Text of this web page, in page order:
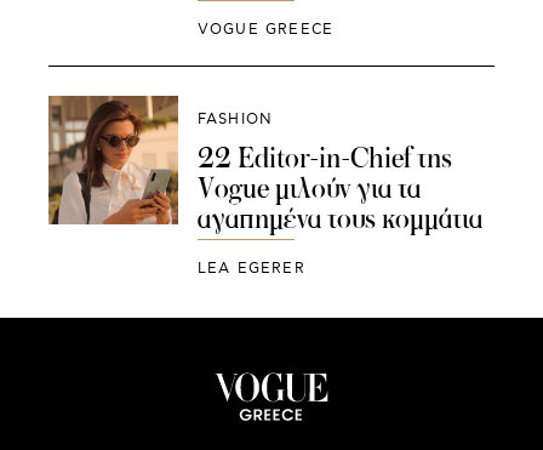
VOGUE GREECE
FASHION
22 Editor-in-Chief της
Vogue μιλούν για τα
αγαπημένα τους κομμάτια
LEA EGERER